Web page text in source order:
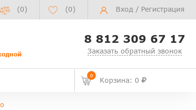
(0) (0) Вход / Регистрация
8 812 309 67 17
Заказать обратный звонок
0
Корзина: 0